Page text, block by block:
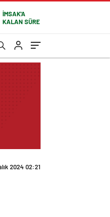
İMSAK'A
KALAN SÜRE
2024 02:21